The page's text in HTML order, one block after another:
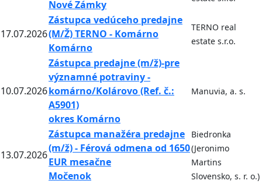
Nové Zámky
17.07.2026
Zástupca vedúceho predajne
(M/Ž) TERNO - Komárno
Komárno
TERNO real
estate s.r.o.
10.07.2026
Zástupca predajne (m/ž)-pre
významné potraviny -
komárno/Kolárovo (Ref. č.:
A5901)
okres Komárno
Manuvia, a. s.
13.07.2026
Zástupca manažéra predajne
(m/ž) - Férová odmena od 1650
EUR mesačne
Močenok
Biedronka
(Jeronimo
Martins
Slovensko, s. r. o.)